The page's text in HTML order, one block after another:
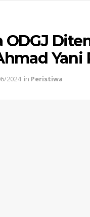
ODGJ
2024 in Peristiwa